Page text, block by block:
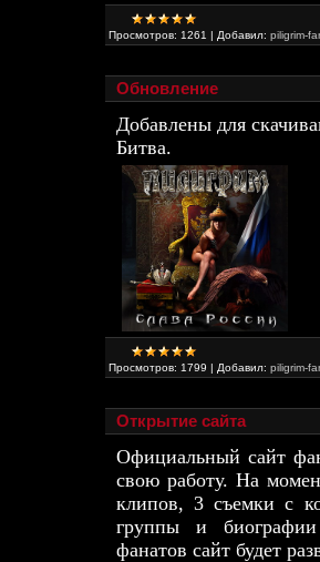
Просмотров: 1261 | Добавил: piligrim-
Обновление
Добавлены для
Битва.
Просмотров: 1799 | Добавил: piligrim-
Открытие сайта
Официальный сайт
свою работу. На
клипов, 3 съемки с
группы и
фанатов сайт будет